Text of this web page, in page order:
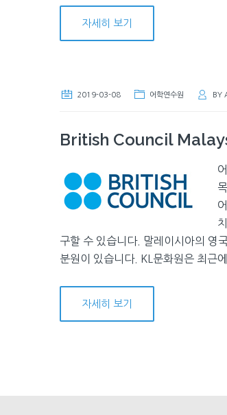
자세히 보기
2019-03-08 어학연수원 BY
British Council
구할 수 있습니다. 말레이시아의
분원이 있습니다. KL문화원은 최근
자세히 보기